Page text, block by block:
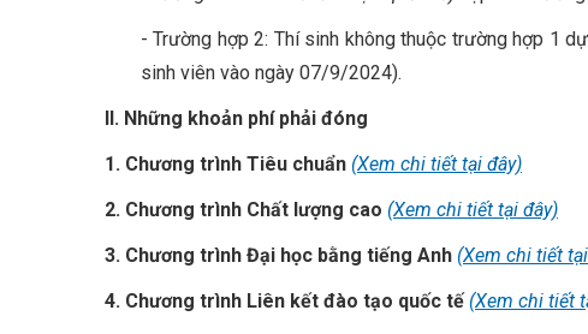
- Trường hợp 2: Thí sinh không thuộc trường hợp 1
sinh viên vào ngày 07/9/2024).
II. Những khoản phí phải đóng
1. Chương trình Tiêu chuẩn (Xem chi tiết tại đây)
2. Chương trình Chất lượng cao (Xem chi tiết tại đây)
3. Chương trình Đại học bằng tiếng Anh (Xem chi tiết
4. Chương trình Liên kết đào tạo quốc tế (Xem chi tiết